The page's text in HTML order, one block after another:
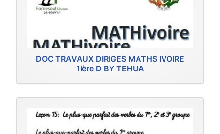
DOC TRAVAUX DIRIGES MATHS IVOIRE
1ière D BY TEHUA